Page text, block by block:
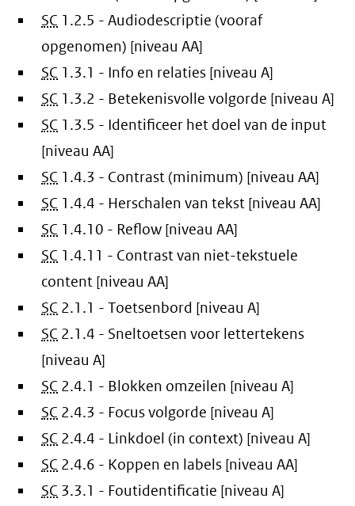
SC 1.2.5 - Audiodescriptie (vooraf
opgenomen) [niveau AA]
SC 1.3.1 - Info en relaties [niveau A]
SC 1.3.2 - Betekenisvolle volgorde [niveau A]
SC 1.3.5 - Identificeer het doel van de input
[niveau AA]
SC 1.4.3 - Contrast (minimum) [niveau AA]
SC 1.4.4 - Herschalen van tekst [niveau AA]
SC 1.4.10 - Reflow [niveau AA]
SC 1.4.11 - Contrast van niet-tekstuele
content [niveau AA]
SC 2.1.1 - Toetsenbord [niveau A]
SC 2.1.4 - Sneltoetsen voor lettertekens
[niveau A]
SC 2.4.1 - Blokken omzeilen [niveau A]
SC 2.4.3 - Focus volgorde [niveau A]
SC 2.4.4 - Linkdoel (in context) [niveau A]
SC 2.4.6 - Koppen en labels [niveau AA]
SC 3.3.1 - Foutidentificatie [niveau A]